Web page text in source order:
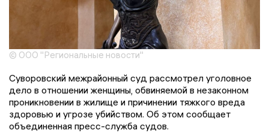
© ООО "Региональные новости"
Суворовский межрайонный суд рассмотрел уголовное
дело в отношении женщины, обвиняемой в незаконном
проникновении в жилище и причинении тяжкого вреда
здоровью и угрозе убийством. Об этом сообщает
объединенная пресс-служба судов.